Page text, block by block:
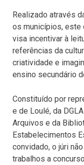
Realizado através
os municípios, este
visa incentivar à
referências da
criatividade e
ensino secundário
Constituído por
e de Loulé, da
Arquivos e da
Estabelecimentos
convidado, o júri
trabalhos a